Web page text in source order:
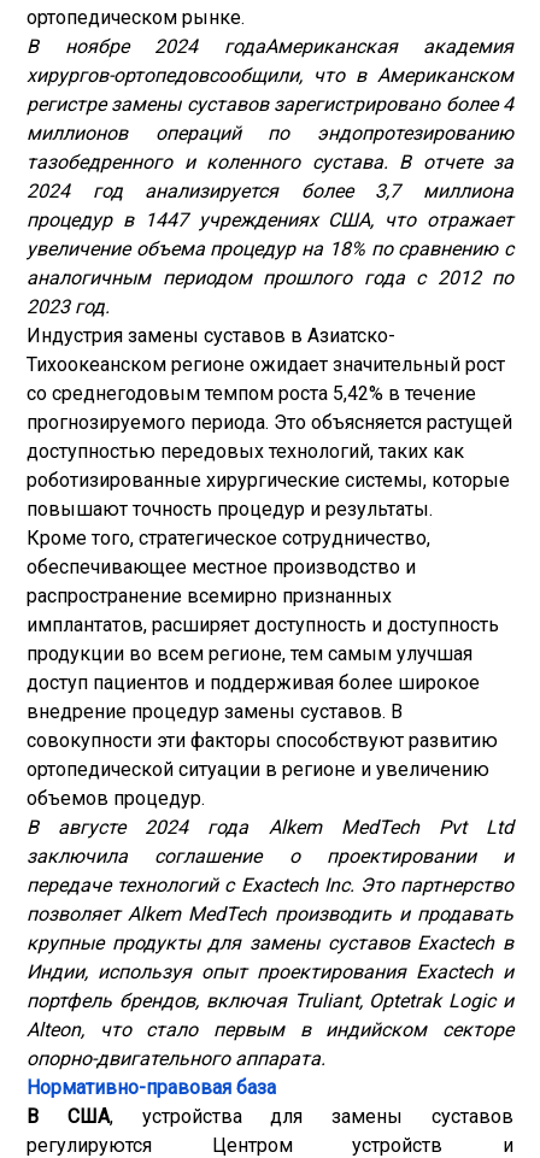
ортопедическом рынке.
В ноябре 2024 годаАмериканская академия
хирургов-ортопедовсообщили, что в Американском
регистре замены суставов зарегистрировано более 4
миллионов операций по эндопротезированию
тазобедренного и коленного сустава. В отчете за
2024 год анализируется более 3,7 миллиона
процедур в 1447 учреждениях США, что отражает
увеличение объема процедур на 18% по сравнению с
аналогичным периодом прошлого года с 2012 по
2023 год.
Индустрия замены суставов в Азиатско-
Тихоокеанском регионе ожидает значительный рост
со среднегодовым темпом роста 5,42% в течение
прогнозируемого периода. Это объясняется растущей
доступностью передовых технологий, таких как
роботизированные хирургические системы, которые
повышают точность процедур и результаты.
Кроме того, стратегическое сотрудничество,
обеспечивающее местное производство и
распространение всемирно признанных
имплантатов, расширяет доступность и доступность
продукции во всем регионе, тем самым улучшая
доступ пациентов и поддерживая более широкое
внедрение процедур замены суставов. В
совокупности эти факторы способствуют развитию
ортопедической ситуации в регионе и увеличению
объемов процедур.
В августе 2024 года Alkem MedTech Pvt Ltd
заключила соглашение о проектировании и
передаче технологий с Exactech Inc. Это партнерство
позволяет Alkem MedTech производить и продавать
крупные продукты для замены суставов Exactech в
Индии, используя опыт проектирования Exactech и
портфель брендов, включая Truliant, Optetrak Logic и
Alteon, что стало первым в индийском секторе
опорно-двигательного аппарата.
Нормативно-правовая база
В США, устройства для замены суставов
регулируются Центром устройств и